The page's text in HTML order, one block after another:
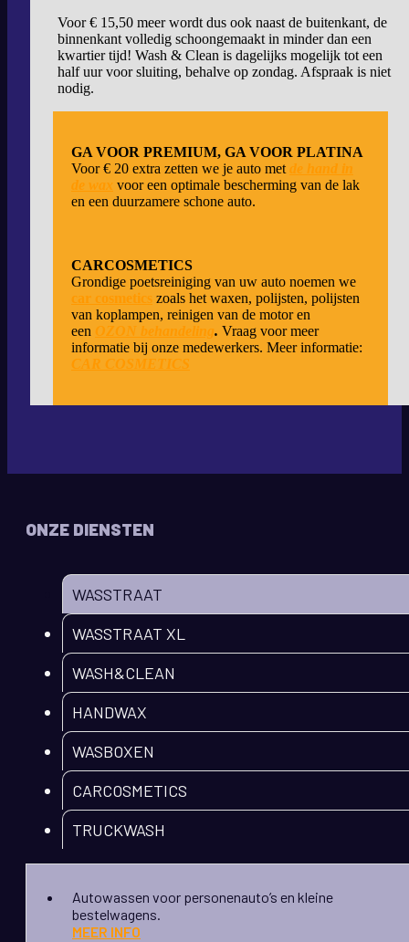
Voor € 15,50 meer wordt dus ook naast de buitenkant, de
binnenkant volledig schoongemaakt in minder dan een
kwartier tijd! Wash & Clean is dagelijks mogelijk tot een
half uur voor sluiting, behalve op zondag. Afspraak is niet
nodig.
GA VOOR PREMIUM, GA VOOR PLATINA
Voor € 20 extra zetten we je auto met de hand in
de wax voor een optimale bescherming van de lak
en een duurzamere schone auto.
CARCOSMETICS
Grondige poetsreiniging van uw auto noemen we
car cosmetics zoals het waxen, polijsten, polijsten
van koplampen, reinigen van de motor en
een OZON behandeling. Vraag voor meer
informatie bij onze medewerkers. Meer informatie:
CAR COSMETICS
ONZE DIENSTEN
WASSTRAAT
WASSTRAAT XL
WASH&CLEAN
HANDWAX
WASBOXEN
CARCOSMETICS
TRUCKWASH
Autowassen voor personenauto’s en kleine
bestelwagens.
MEER INFO